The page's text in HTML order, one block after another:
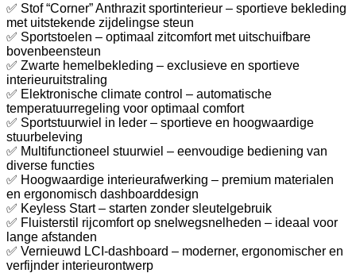
✅ Stof “Corner” Anthrazit sportinterieur – sportieve bekleding
met uitstekende zijdelingse steun
✅ Sportstoelen – optimaal zitcomfort met uitschuifbare
bovenbeensteun
✅ Zwarte hemelbekleding – exclusieve en sportieve
interieuruitstraling
✅ Elektronische climate control – automatische
temperatuurregeling voor optimaal comfort
✅ Sportstuurwiel in leder – sportieve en hoogwaardige
stuurbeleving
✅ Multifunctioneel stuurwiel – eenvoudige bediening van
diverse functies
✅ Hoogwaardige interieurafwerking – premium materialen
en ergonomisch dashboarddesign
✅ Keyless Start – starten zonder sleutelgebruik
✅ Fluisterstil rijcomfort op snelwegsnelheden – ideaal voor
lange afstanden
✅ Vernieuwd LCI-dashboard – moderner, ergonomischer en
verfijnder interieurontwerp